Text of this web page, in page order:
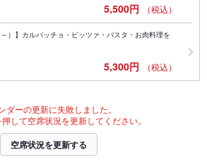
5,500円 （税込）
）】カルパッチョ・ピッツァ・パスタ・お肉料理を
5,300円 （税込）
ダーの更新に失敗しました。
して空席状況を更新してください。
空席状況を更新する